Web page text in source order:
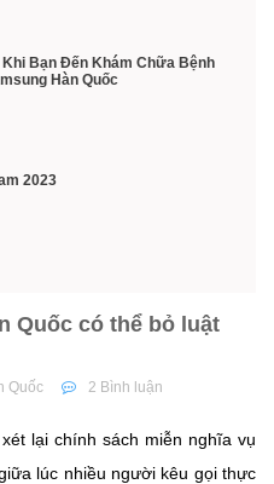
Bạn Đến Khám Chữa Bệnh
Hàn Quốc
2023
Quốc có thể bỏ luật
Quốc 2 Bình luận
lại chính sách miễn nghĩa vụ
lúc nhiều người kêu gọi thực